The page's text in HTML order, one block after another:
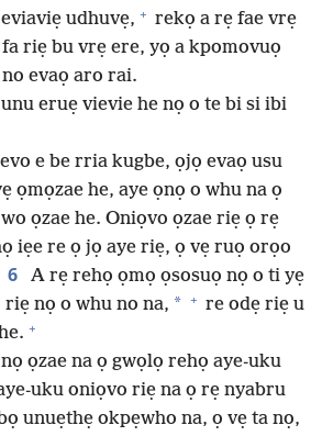
udhuvẹ, + rekọ a rẹ fae vrẹ
riẹ bu vrẹ ere, yọ a kpomovuọ
evaọ aro rai.
unu eruẹ vievie he nọ o te bi si ibi
e be rria kugbe, ọjọ evaọ usu
ọmọzae he, aye ọnọ o whu na ọ
ọzae he. Oniọvo ọzae riẹ ọ rẹ
iẹe re ọ jọ aye riẹ, ọ vẹ ruọ orọo
6
A rẹ rehọ ọmọ ọsosuọ nọ o ti yẹ
nọ o whu no na, * + re odẹ riẹ u
+
ọzae na ọ gwọlọ rehọ aye-uku
uku oniọvo riẹ na ọ rẹ nyabru
unuẹthẹ okpẹwho na, ọ vẹ ta nọ,